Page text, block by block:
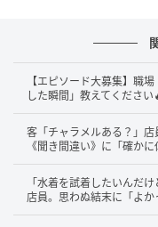
【エピソード大募集】職
した瞬間」教えてください
客「チャラメルある？」
《聞き間違い》に「確かに
「水着を試着したいんだ
店員。思わぬ結末に「よか